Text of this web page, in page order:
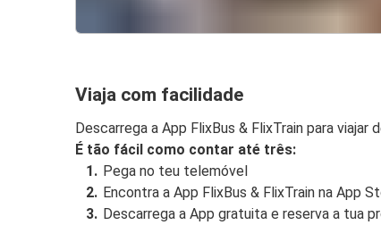
Viaja com facilidade
Descarrega a App FlixBus & FlixTrain para viajar
É tão fácil como contar até três:
Pega no teu telemóvel
Encontra a App FlixBus & FlixTrain na App
Descarrega a App gratuita e reserva a tua